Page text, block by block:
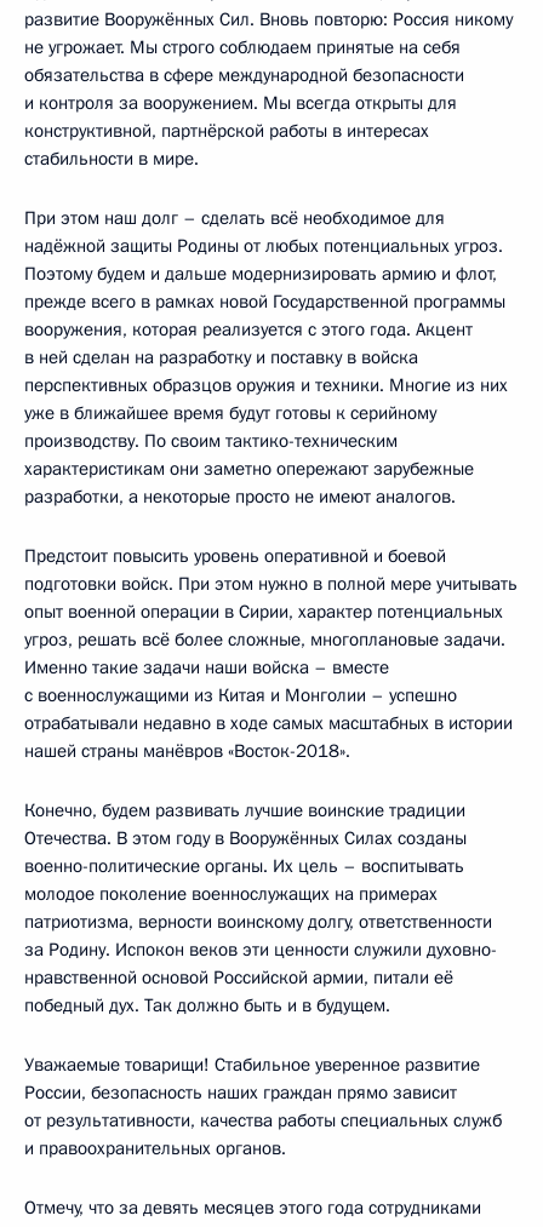
развитие Вооружённых Сил. Вновь повторю: Россия никому
не угрожает. Мы строго соблюдаем принятые на себя
обязательства в сфере международной безопасности
и контроля за вооружением. Мы всегда открыты для
конструктивной, партнёрской работы в интересах
стабильности в мире.
При этом наш долг – сделать всё необходимое для
надёжной защиты Родины от любых потенциальных угроз.
Поэтому будем и дальше модернизировать армию и флот,
прежде всего в рамках новой Государственной программы
вооружения, которая реализуется с этого года. Акцент
в ней сделан на разработку и поставку в войска
перспективных образцов оружия и техники. Многие из них
уже в ближайшее время будут готовы к серийному
производству. По своим тактико-техническим
характеристикам они заметно опережают зарубежные
разработки, а некоторые просто не имеют аналогов.
Предстоит повысить уровень оперативной и боевой
подготовки войск. При этом нужно в полной мере учитывать
опыт военной операции в Сирии, характер потенциальных
угроз, решать всё более сложные, многоплановые задачи.
Именно такие задачи наши войска – вместе
с военнослужащими из Китая и Монголии – успешно
отрабатывали недавно в ходе самых масштабных в истории
нашей страны манёвров «Восток-2018».
Конечно, будем развивать лучшие воинские традиции
Отечества. В этом году в Вооружённых Силах созданы
военно-политические органы. Их цель – воспитывать
молодое поколение военнослужащих на примерах
патриотизма, верности воинскому долгу, ответственности
за Родину. Испокон веков эти ценности служили духовно-
нравственной основой Российской армии, питали её
победный дух. Так должно быть и в будущем.
Уважаемые товарищи! Стабильное уверенное развитие
России, безопасность наших граждан прямо зависит
от результативности, качества работы специальных служб
и правоохранительных органов.
Отмечу, что за девять месяцев этого года сотрудниками